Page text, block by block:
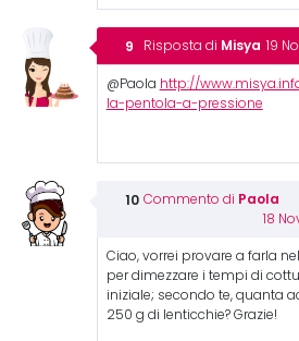
Risposta di Misya 19
@Paola http://
la-pentola-a-pressione
Commento di Paola
18
Ciao, vorrei provare a farla
per dimezzare i tempi di
iniziale; secondo te, quanta
250 g di lenticchie? Grazie!